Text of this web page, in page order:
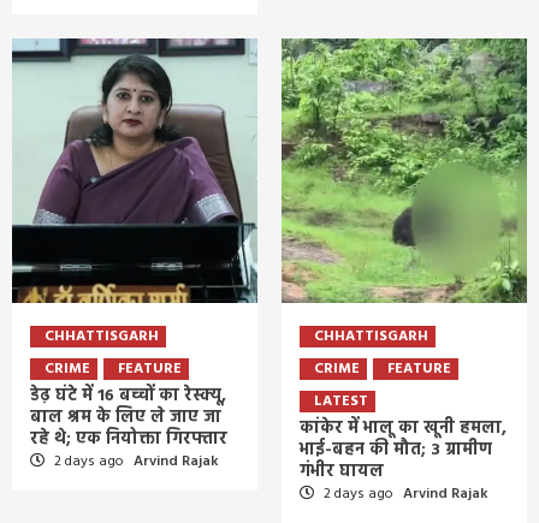
CHHATTISGARH
CRIME
FEATURE
डेढ़ घंटे में 16 बच्चों का रेस्क्यू,
बाल श्रम के लिए ले जाए जा
रहे थे; एक नियोक्ता गिरफ्तार
2 days ago Arvind Rajak
CHHATTISGARH
CRIME
FEATURE
LATEST
कांकेर में भालू का खूनी हमला,
भाई-बहन की मौत; 3 ग्रामीण
गंभीर घायल
2 days ago Arvind Rajak